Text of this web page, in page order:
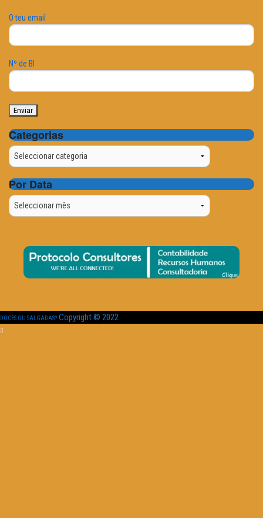
O teu email
Nº de BI
Categorias
Categorias
Por Data
Por
Data
DOCES OU SALGADAS? Copyright © 2022